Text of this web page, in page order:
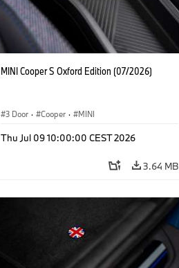
MINI Cooper S Oxford Edition (07/2026)
3 Door · Cooper · MINI
Thu Jul 09 10:00:00 CEST 2026
3.64 MB